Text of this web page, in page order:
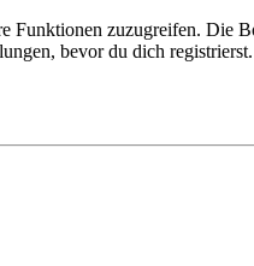
Funktionen zuzugreifen. Die
bevor du dich